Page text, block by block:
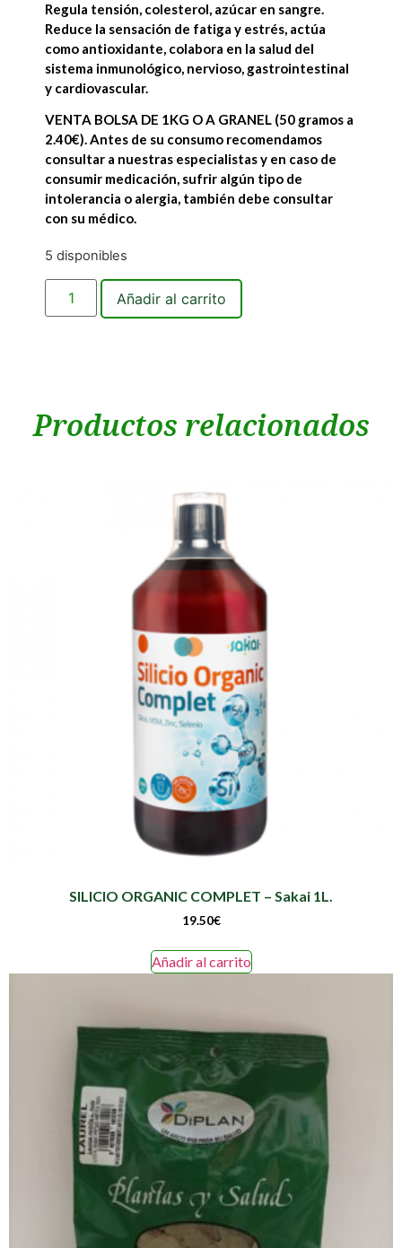
Regula tensión, colesterol, azúcar en sangre.
Reduce la sensación de fatiga y estrés, actúa
como antioxidante, colabora en la salud del
sistema inmunológico, nervioso, gastrointestinal
y cardiovascular.
VENTA BOLSA DE 1KG O A GRANEL (50 gramos a
2.40€). Antes de su consumo recomendamos
consultar a nuestras especialistas y en caso de
consumir medicación, sufrir algún tipo de
intolerancia o alergia, también debe consultar
con su médico.
5 disponibles
Añadir al carrito
Productos relacionados
SILICIO ORGANIC COMPLET – Sakai 1L.
19.50€
Añadir al carrito